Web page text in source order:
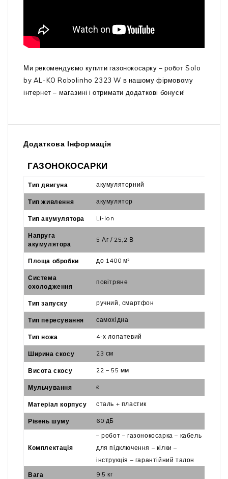
Ми рекомендуємо купити газонокосарку – робот Solo
by AL-KO Robolinho 2323 W в нашому фірмовому
інтернет – магазині і отримати додаткові бонуси!
Додаткова Інформація
ГАЗОНОКОСАРКИ
Тип двигуна акумуляторний
Тип живлення акумулятор
Тип акумулятора Li-Ion
Напруга
акумулятора
5 Аг / 25,2 В
Площа обробки до 1400 м²
Система
охолодження
повітряне
Тип запуску ручний , смартфон
Тип пересування самохідна
Тип ножа 4-х лопатевий
Ширина скосу 23 см
Висота скосу 22 – 55 мм
Мульчування є
Матеріал корпусу сталь + пластик
Рівень шуму 60 дБ
Комплектація
– робот – газонокосарка – кабель
для підключення – кілки –
інструкція – гарантійний талон
Вага
9,5 кг